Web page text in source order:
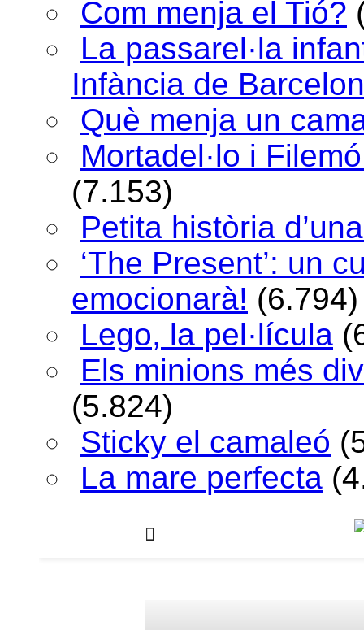
Com menja el Tió?
La passarel·la
Infància de
Què menja un
Mortadel·lo i
(7.153)
Petita història
‘The Present’: un
emocionarà! (6.794)
Lego, la pel·lícula
Els minions més
(5.824)
Sticky el camaleó
La mare perfecta